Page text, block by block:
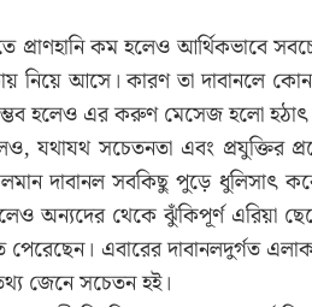
কম হলেও আর্থিকভাবে
আসে। কারণ তা দাবানলে কোন
হলেও এর করুণ মেসেজ হলো
যথাযথ সচেতনতা এবং প্রযুক্তির
দাবানল সবকিছু পুড়ে ধুলিসাৎ
অন্যদের থেকে ঝুঁকিপূর্ণ এরিয়া
পেরেছেন। এবারের দাবানলদুর্গত
জেনে সচেতন হই।